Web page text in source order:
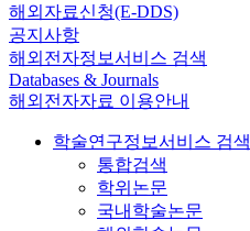
해외자료신청(E-DDS)
공지사항
해외전자정보서비스 검색
Databases & Journals
해외전자자료 이용안내
학술연구정보서비스 검색
통합검색
학위논문
국내학술논문